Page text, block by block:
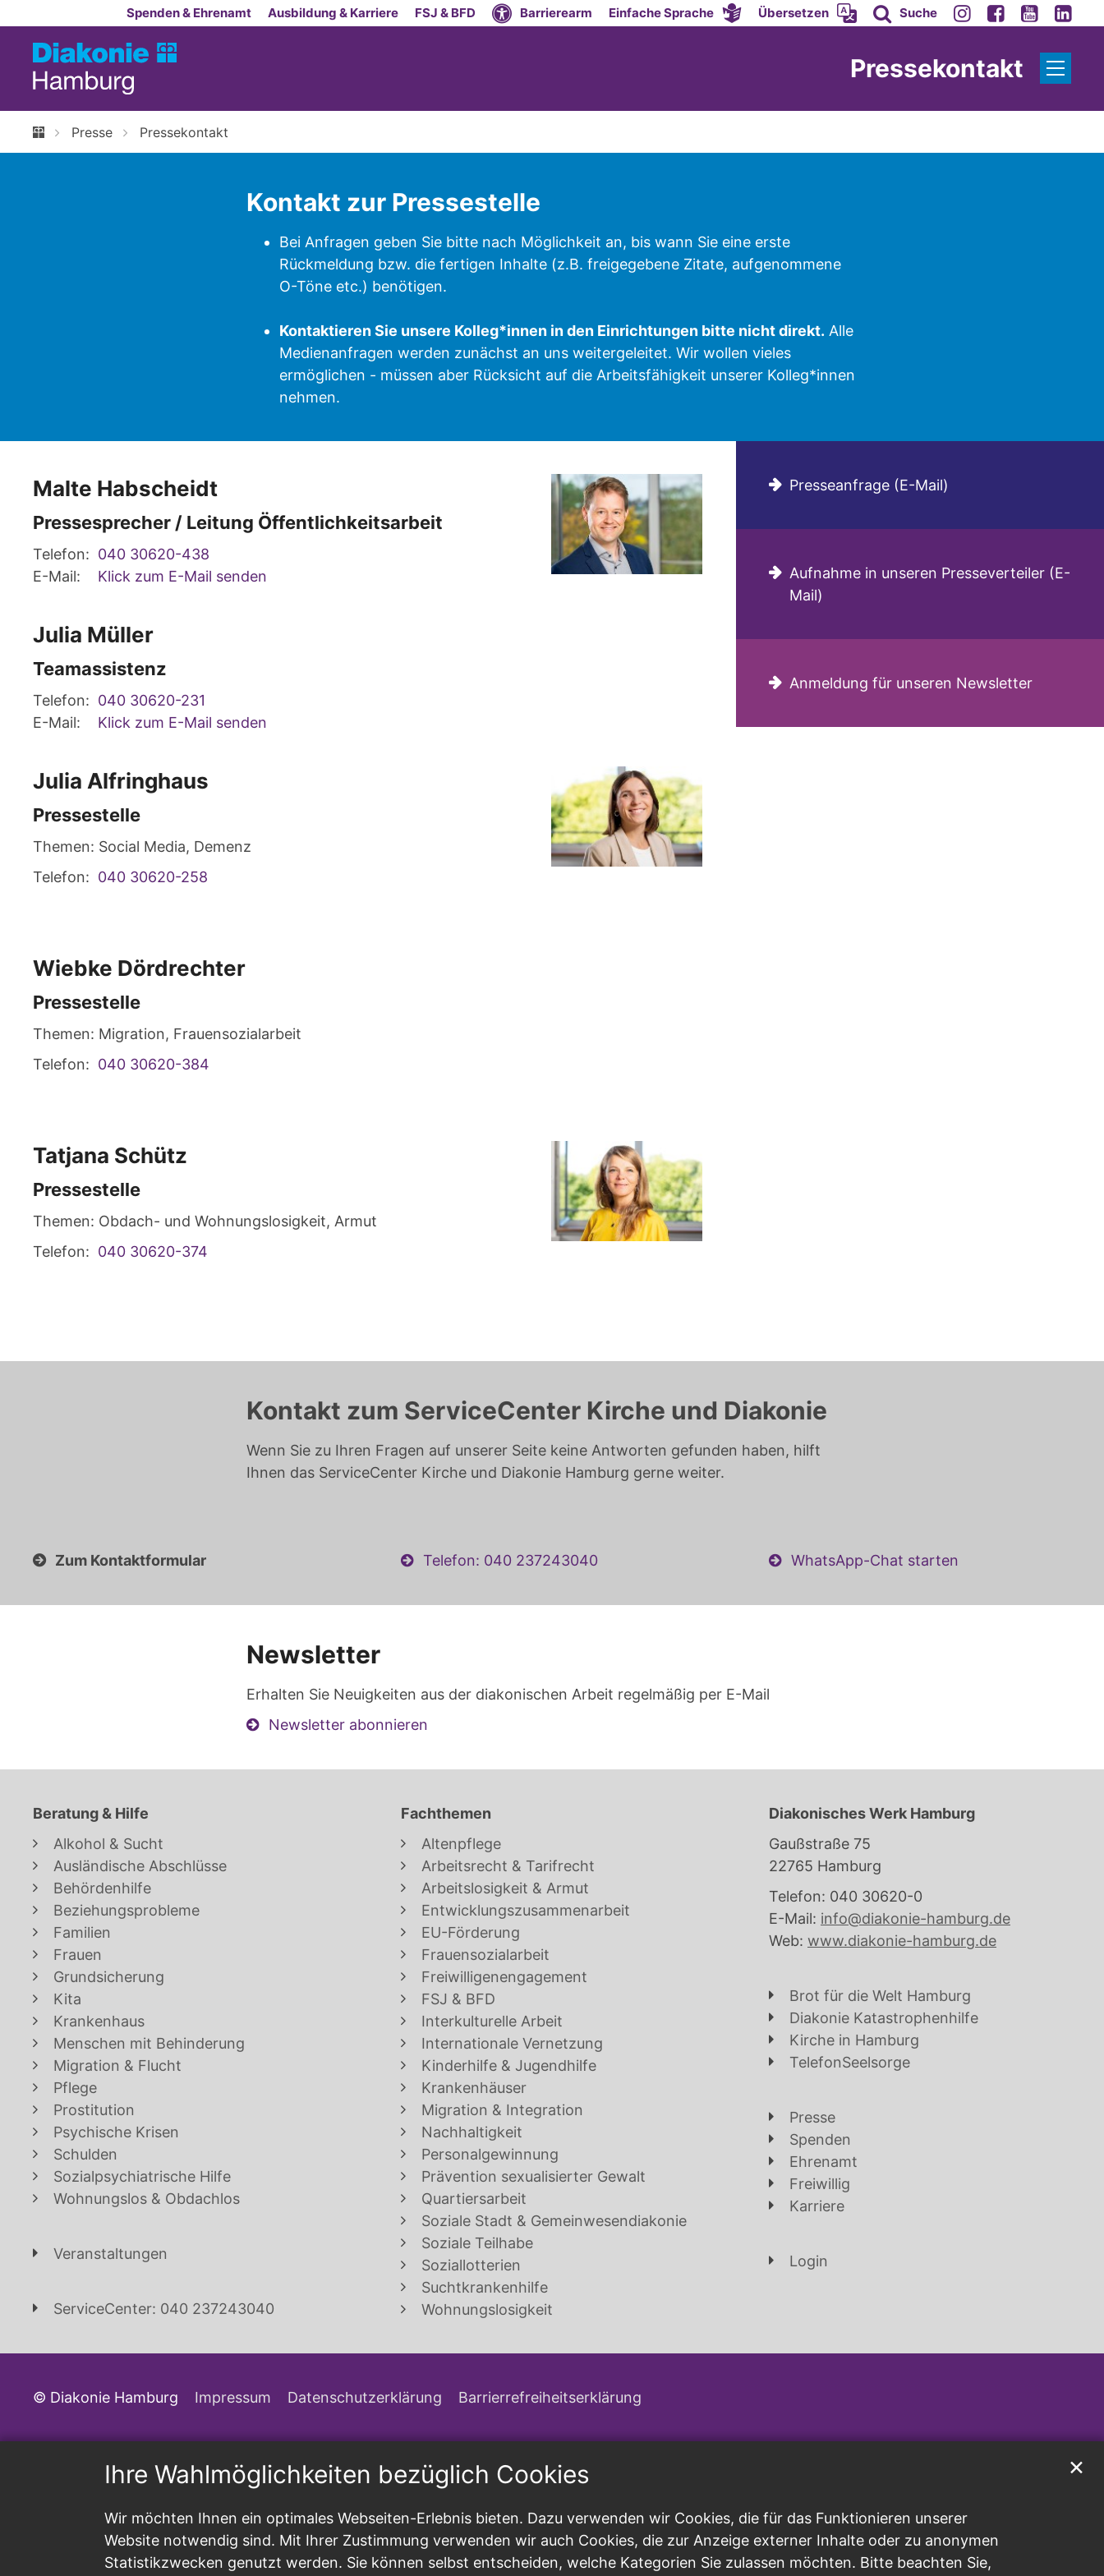
Ihre Wahlmöglichkeiten bezüglich Cookies
Wir möchten Ihnen ein optimales Webseiten-Erlebnis bieten. Dazu verwenden wir Cookies, die für das Funktionieren unserer
Website notwendig sind. Mit Ihrer Zustimmung verwenden wir auch Cookies, die zur Anzeige externer Inhalte oder zu anonymen
Statistikzwecken genutzt werden. Sie können selbst entscheiden, welche Kategorien Sie zulassen möchten. Bitte beachten Sie,
✕
Zum Inhalt springenSpenden & Ehrenamt Ausbildung & Karriere FSJ & BFD Barrierearm Einfache Sprache Übersetzen Suche
Pressekontakt
Presse Pressekontakt
Kontakt zur Pressestelle
Bei Anfragen geben Sie bitte nach Möglichkeit an, bis wann Sie eine erste
Rückmeldung bzw. die fertigen Inhalte (z.B. freigegebene Zitate, aufgenommene
O-Töne etc.) benötigen.
Kontaktieren Sie unsere Kolleg*innen in den Einrichtungen bitte nicht direkt. Alle
Medienanfragen werden zunächst an uns weitergeleitet. Wir wollen vieles
ermöglichen - müssen aber Rücksicht auf die Arbeitsfähigkeit unserer Kolleg*innen
nehmen.
Malte Habscheidt
Pressesprecher / Leitung Öffentlichkeitsarbeit
Telefon: 040 30620-438
E-Mail:
Klick zum E-Mail senden
Julia Müller
Teamassistenz
Telefon: 040 30620-231
E-Mail:
Klick zum E-Mail senden
Julia Alfringhaus
Pressestelle
Themen: Social Media, Demenz
Telefon: 040 30620-258
Wiebke Dördrechter
Pressestelle
Themen: Migration, Frauensozialarbeit
Telefon: 040 30620-384
Tatjana Schütz
Pressestelle
Themen: Obdach- und Wohnungslosigkeit, Armut
Telefon: 040 30620-374
Presseanfrage (E-Mail)
Aufnahme in unseren Presseverteiler (E-
Mail)
Anmeldung für unseren Newsletter
Kontakt zum ServiceCenter Kirche und Diakonie
Wenn Sie zu Ihren Fragen auf unserer Seite keine Antworten gefunden haben, hilft
Ihnen das ServiceCenter Kirche und Diakonie Hamburg gerne weiter.
Zum Kontaktformular Telefon: 040 237243040 WhatsApp-Chat starten
Newsletter
Erhalten Sie Neuigkeiten aus der diakonischen Arbeit regelmäßig per E-Mail
Newsletter abonnieren
Beratung & Hilfe
Alkohol & Sucht
Ausländische Abschlüsse
Behördenhilfe
Beziehungsprobleme
Familien
Frauen
Grundsicherung
Kita
Krankenhaus
Menschen mit Behinderung
Migration & Flucht
Pflege
Prostitution
Psychische Krisen
Schulden
Sozialpsychiatrische Hilfe
Wohnungslos & Obdachlos
Veranstaltungen
ServiceCenter: 040 237243040
Fachthemen
Altenpflege
Arbeitsrecht & Tarifrecht
Arbeitslosigkeit & Armut
Entwicklungszusammenarbeit
EU-Förderung
Frauensozialarbeit
Freiwilligenengagement
FSJ & BFD
Interkulturelle Arbeit
Internationale Vernetzung
Kinderhilfe & Jugendhilfe
Krankenhäuser
Migration & Integration
Nachhaltigkeit
Personalgewinnung
Prävention sexualisierter Gewalt
Quartiersarbeit
Soziale Stadt & Gemeinwesendiakonie
Soziale Teilhabe
Soziallotterien
Suchtkrankenhilfe
Wohnungslosigkeit
Diakonisches Werk Hamburg
Gaußstraße 75
22765 Hamburg
Telefon: 040 30620-0
E-Mail: info@diakonie-hamburg.de
Web: www.diakonie-hamburg.de
Brot für die Welt Hamburg
Diakonie Katastrophenhilfe
Kirche in Hamburg
TelefonSeelsorge
Presse
Spenden
Ehrenamt
Freiwillig
Karriere
Login
© Diakonie Hamburg Impressum Datenschutzerklärung Barrierrefreiheitserklärung